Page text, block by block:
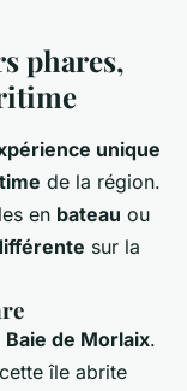
phares,
unique
de la région.
en bateau ou
sur la
Baie de Morlaix.
île abrite